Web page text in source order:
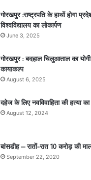
गोरखपुर :राष्ट्रपति के हाथों होगा
विश्वविद्यालय का लोकार्पण
June 3, 2025
गोरखपुर : बदहाल चिलुआताल का
कायाकल्प
August 6, 2025
दहेज के लिए नवविवाहिता की हत्या
August 12, 2024
बांसडीह – रातों-रात 10 करोड़ की
September 22, 2020